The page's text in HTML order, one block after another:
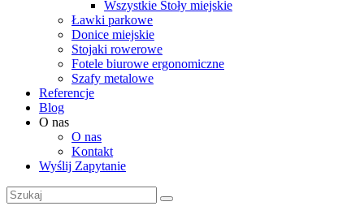
Wszystkie Stoły miejskie
Ławki parkowe
Donice miejskie
Stojaki rowerowe
Fotele biurowe ergonomiczne
Szafy metalowe
Referencje
Blog
O nas
O nas
Kontakt
Wyślij Zapytanie